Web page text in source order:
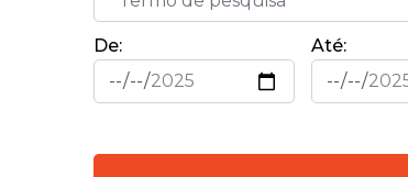
De:
Até: